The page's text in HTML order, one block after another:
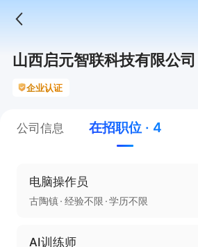
山西启元智联科技有限公司
企业认证
公司信息 在招职位 · 4
电脑操作员
古陶镇 经验不限 学历不限
AI训练师